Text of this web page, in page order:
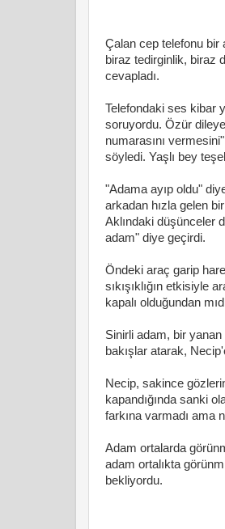
Çalan cep telefonu bir
biraz tedirginlik, biraz
cevapladı.
Telefondaki ses kibar
soruyordu. Özür
numarasını
söyledi. Yaşlı bey
"Adama ayıp oldu"
arkadan hızla gelen
Aklındaki düşünceler
adam" diye geçirdi.
Öndeki araç garip
sıkışıklığın etkisiyle
kapalı olduğundan
Sinirli adam, bir yanan
bakışlar atarak,
Necip, sakince
kapandığında sanki
farkına varmadı ama
Adam ortalarda
adam ortalıkta
bekliyordu.